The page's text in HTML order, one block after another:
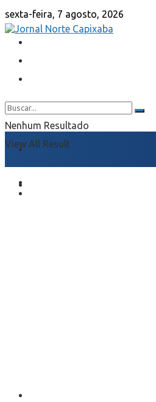
sexta-feira, 7 agosto, 2026
Nenhum Resultado
View All Result